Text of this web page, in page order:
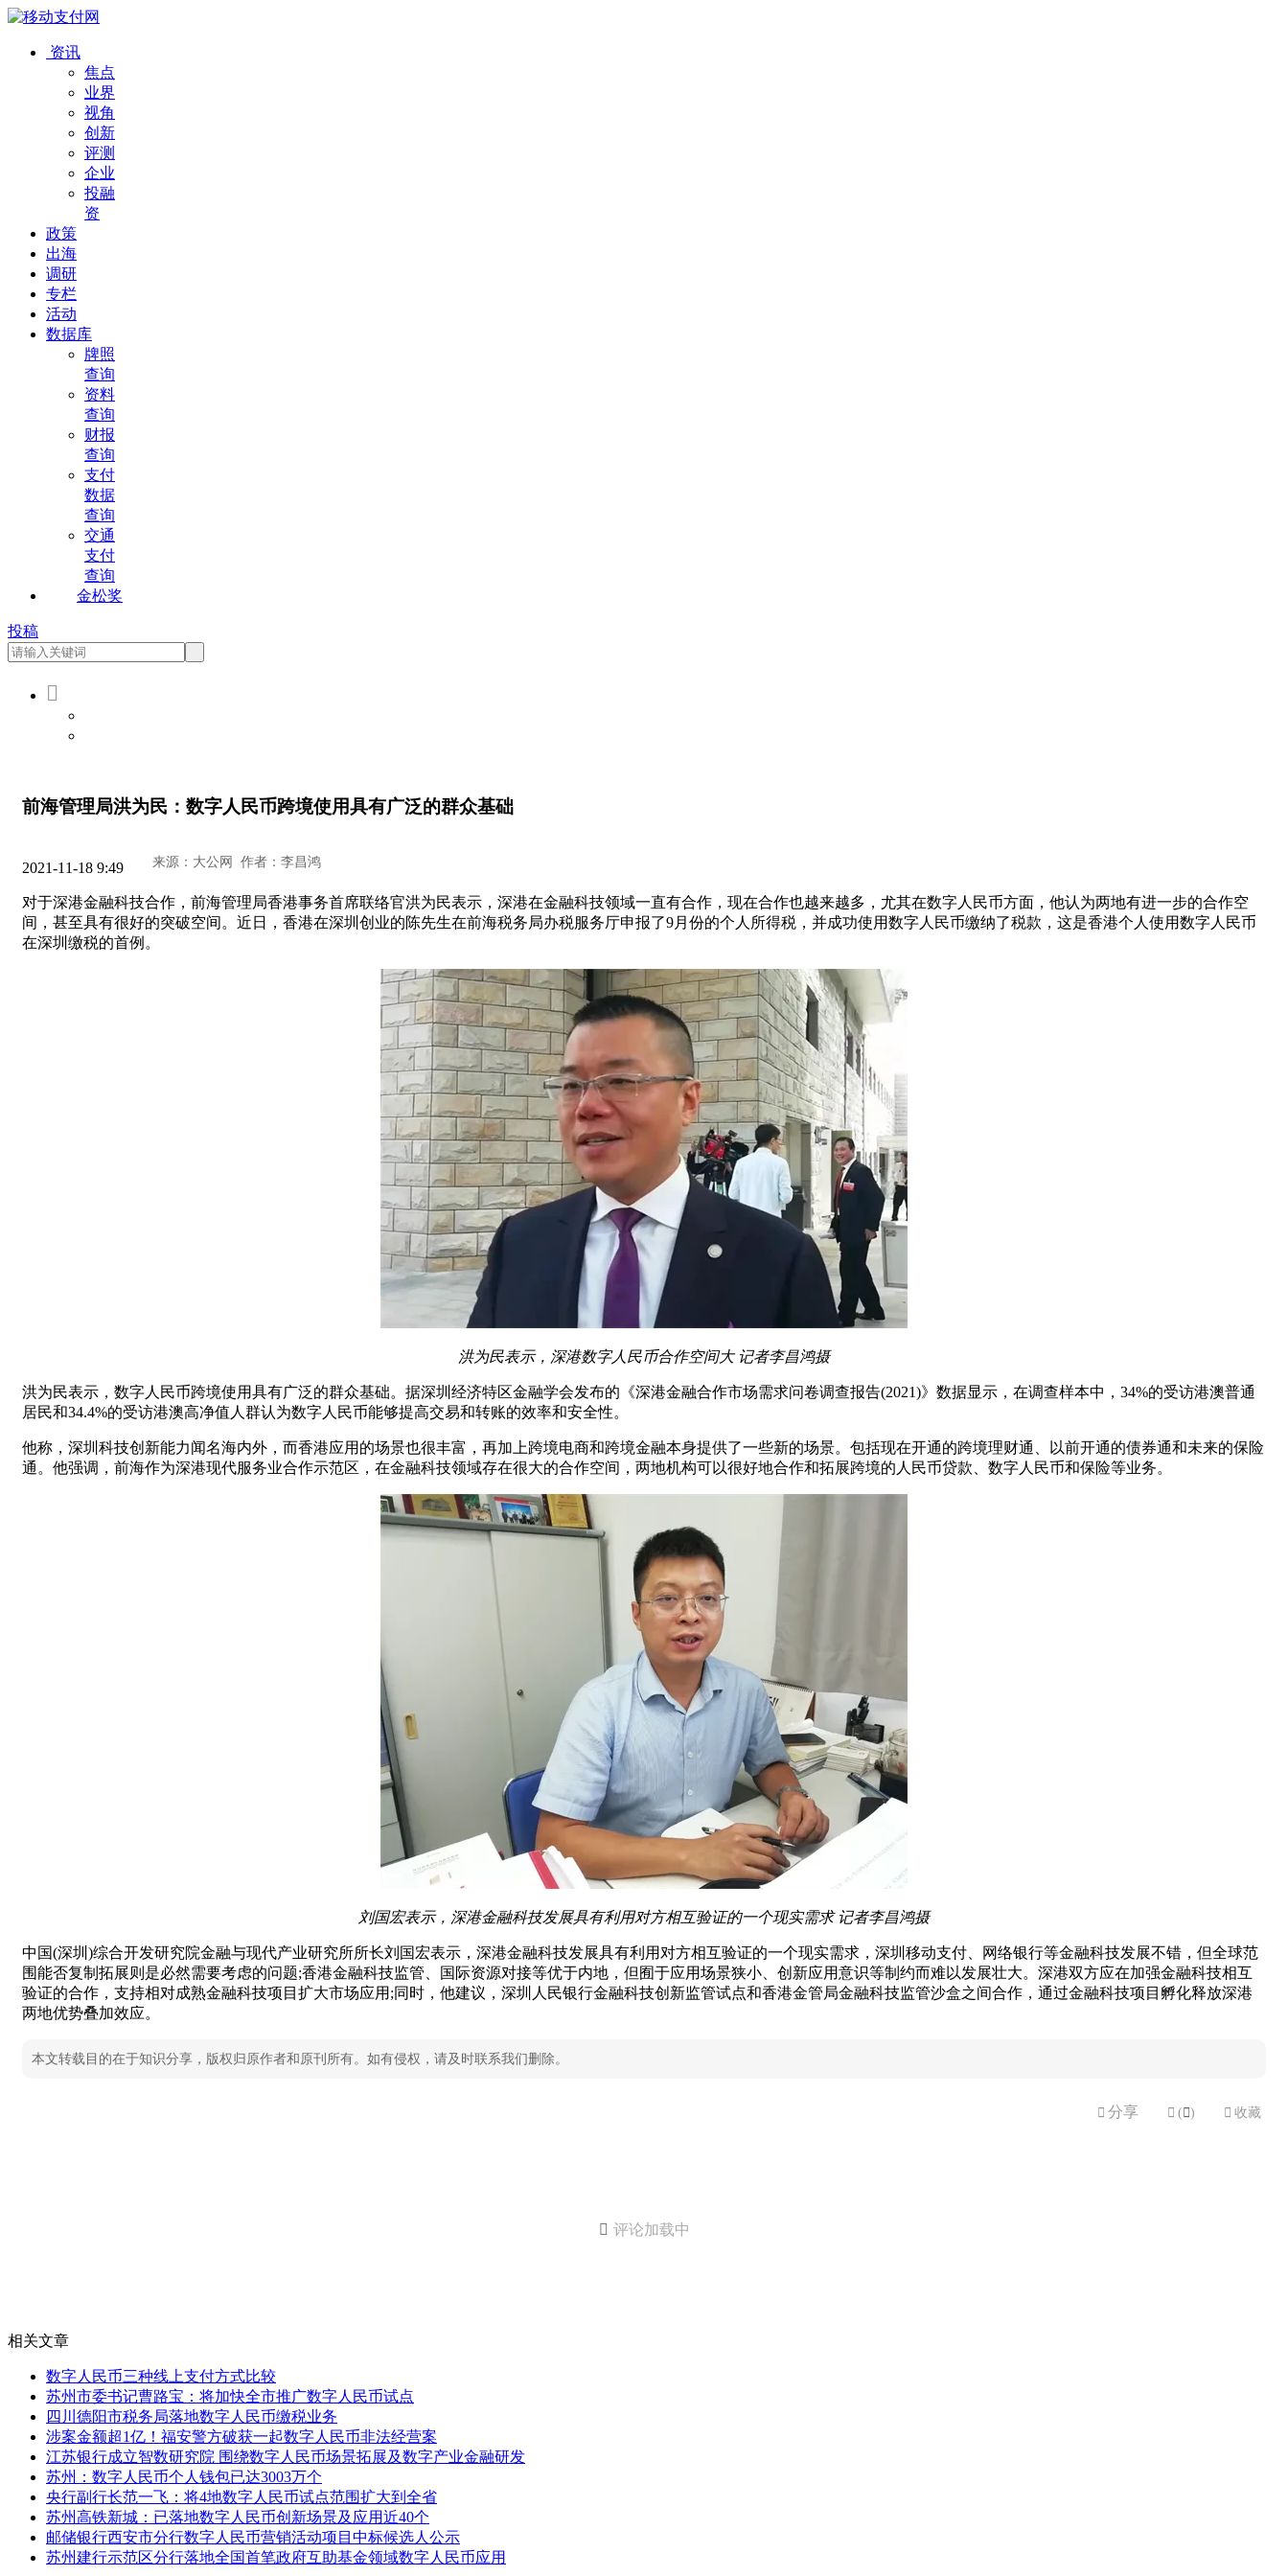
资讯
焦点
业界
视角
创新
评测
企业
投融
资
政策
出海
调研
专栏
活动
数据库
牌照
查询
资料
查询
财报
查询
支付
数据
查询
交通
支付
查询
金松奖
投稿

前海管理局洪为民：数字人民币跨境使用具有广泛的群众基础
2021-11-18 9:49
对于深港金融科技合作，前海管理局香港事务首席联络官洪为民表示，深港在金融科技领域一直有合作，现在合作也越来越多，尤其在数字人民币方面，他认为两地有进一步的合作空
间，甚至具有很好的突破空间。近日，香港在深圳创业的陈先生在前海税务局办税服务厅申报了9月份的个人所得税，并成功使用数字人民币缴纳了税款，这是香港个人使用数字人民币
在深圳缴税的首例。
洪为民表示，深港数字人民币合作空间大 记者李昌鸿摄
洪为民表示，数字人民币跨境使用具有广泛的群众基础。据深圳经济特区金融学会发布的《深港金融合作市场需求问卷调查报告(2021)》数据显示，在调查样本中，34%的受访港澳普通
居民和34.4%的受访港澳高净值人群认为数字人民币能够提高交易和转账的效率和安全性。
他称，深圳科技创新能力闻名海内外，而香港应用的场景也很丰富，再加上跨境电商和跨境金融本身提供了一些新的场景。包括现在开通的跨境理财通、以前开通的债券通和未来的保险
通。他强调，前海作为深港现代服务业合作示范区，在金融科技领域存在很大的合作空间，两地机构可以很好地合作和拓展跨境的人民币贷款、数字人民币和保险等业务。
刘国宏表示，深港金融科技发展具有利用对方相互验证的一个现实需求 记者李昌鸿摄
中国(深圳)综合开发研究院金融与现代产业研究所所长刘国宏表示，深港金融科技发展具有利用对方相互验证的一个现实需求，深圳移动支付、网络银行等金融科技发展不错，但全球范
围能否复制拓展则是必然需要考虑的问题;香港金融科技监管、国际资源对接等优于内地，但囿于应用场景狭小、创新应用意识等制约而难以发展壮大。深港双方应在加强金融科技相互
验证的合作，支持相对成熟金融科技项目扩大市场应用;同时，他建议，深圳人民银行金融科技创新监管试点和香港金管局金融科技监管沙盒之间合作，通过金融科技项目孵化释放深港
两地优势叠加效应。
本文转载目的在于知识分享，版权归原作者和原刊所有。如有侵权，请及时联系我们删除。
 分享  ( )  收藏
 评论加载中
相关文章
数字人民币三种线上支付方式比较
苏州市委书记曹路宝：将加快全市推广数字人民币试点
四川德阳市税务局落地数字人民币缴税业务
涉案金额超1亿！福安警方破获一起数字人民币非法经营案
江苏银行成立智数研究院 围绕数字人民币场景拓展及数字产业金融研发
苏州：数字人民币个人钱包已达3003万个
央行副行长范一飞：将4地数字人民币试点范围扩大到全省
苏州高铁新城：已落地数字人民币创新场景及应用近40个
邮储银行西安市分行数字人民币营销活动项目中标候选人公示
苏州建行示范区分行落地全国首笔政府互助基金领域数字人民币应用